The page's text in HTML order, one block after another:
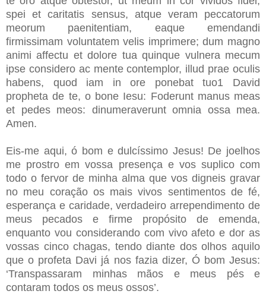
spei et caritatis sensus, atque veram peccatorum
meorum paenitentiam, eaque emendandi
firmissimam voluntatem velis imprimere; dum magno
animi affectu et dolore tua quinque vulnera mecum
ipse considero ac mente contemplor, illud prae oculis
habens, quod iam in ore ponebat tuo1 David
propheta de te, o bone Iesu: Foderunt manus meas
et pedes meos: dinumeraverunt omnia ossa mea.
Amen.
Eis-me aqui, ó bom e dulcíssimo Jesus! De joelhos
me prostro em vossa presença e vos suplico com
todo o fervor de minha alma que vos digneis gravar
no meu coração os mais vivos sentimentos de fé,
esperança e caridade, verdadeiro arrependimento de
meus pecados e firme propósito de emenda,
enquanto vou considerando com vivo afeto e dor as
vossas cinco chagas, tendo diante dos olhos aquilo
que o profeta Davi já nos fazia dizer, Ó bom Jesus:
‘Transpassaram minhas mãos e meus pés e
contaram todos os meus ossos’.